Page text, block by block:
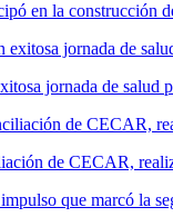
en la construcción
jornada de salud
de CECAR,